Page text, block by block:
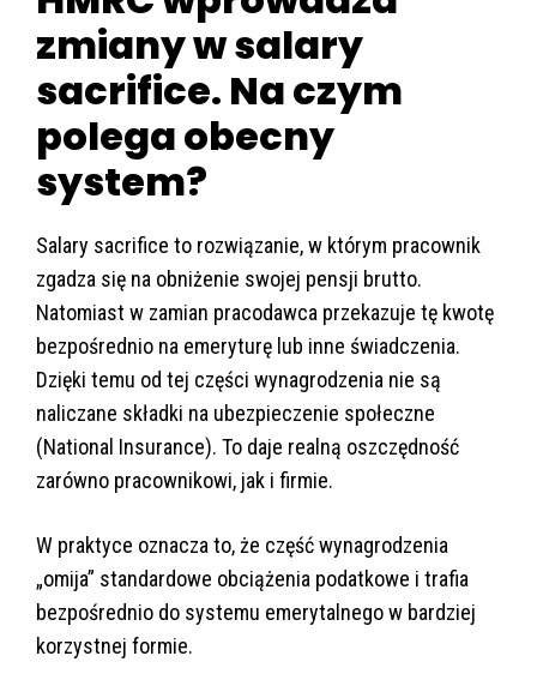
zmiany w salary
sacrifice. Na czym
polega obecny
system?
Salary sacrifice to rozwiązanie, w którym pracownik
zgadza się na obniżenie swojej pensji brutto.
Natomiast w zamian pracodawca przekazuje tę kwotę
bezpośrednio na emeryturę lub inne świadczenia.
Dzięki temu od tej części wynagrodzenia nie są
naliczane składki na ubezpieczenie społeczne
(National Insurance). To daje realną oszczędność
zarówno pracownikowi, jak i firmie.
W praktyce oznacza to, że część wynagrodzenia
„omija” standardowe obciążenia podatkowe i trafia
bezpośrednio do systemu emerytalnego w bardziej
korzystnej formie.